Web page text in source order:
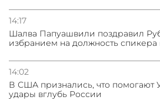
14:17
Шалва Папуашвили поздравил
избранием на должность спикера
14:02
В США признались, что помогают
удары вглубь России
условии прекращения огня